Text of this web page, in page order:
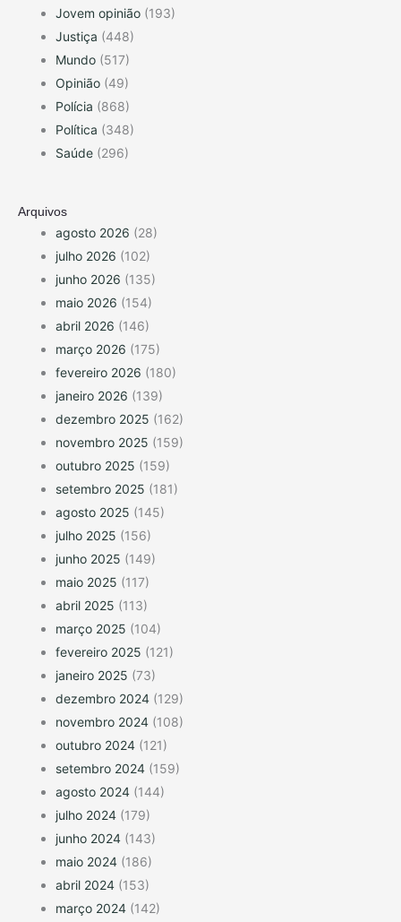
Jovem opinião (193)
Justiça (448)
Mundo (517)
Opinião (49)
Polícia (868)
Política (348)
Saúde (296)
Arquivos
agosto 2026 (28)
julho 2026 (102)
junho 2026 (135)
maio 2026 (154)
abril 2026 (146)
março 2026 (175)
fevereiro 2026 (180)
janeiro 2026 (139)
dezembro 2025 (162)
novembro 2025 (159)
outubro 2025 (159)
setembro 2025 (181)
agosto 2025 (145)
julho 2025 (156)
junho 2025 (149)
maio 2025 (117)
abril 2025 (113)
março 2025 (104)
fevereiro 2025 (121)
janeiro 2025 (73)
dezembro 2024 (129)
novembro 2024 (108)
outubro 2024 (121)
setembro 2024 (159)
agosto 2024 (144)
julho 2024 (179)
junho 2024 (143)
maio 2024 (186)
abril 2024 (153)
março 2024 (142)